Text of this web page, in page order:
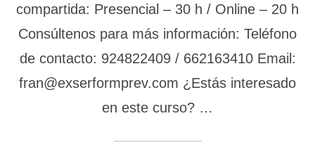
compartida: Presencial – 30 h / Online – 20 h
Consúltenos para más información: Teléfono
de contacto: 924822409 / 662163410 Email:
fran@exserformprev.com ¿Estás interesado
en este curso? …